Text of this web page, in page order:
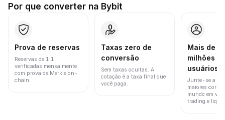
Por que converter na Bybit
Prova de reservas
Reservas de 1:1
verificadas mensalmente
com prova de Merkle on-
chain.
Taxas zero de
conversão
Sem taxas ocultas. A
cotação é a taxa final que
você paga.
Mais de
milhões
usuários
Junte-se a
maiores
mundo em
trading e